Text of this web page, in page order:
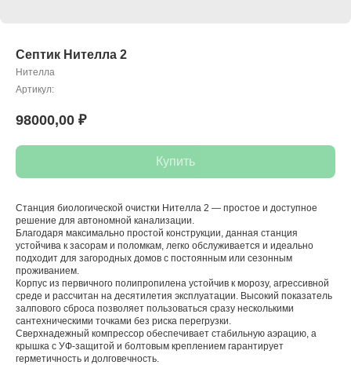
Септик Нителла 2
Нителла
Артикул:
98000,00 ₽
Купить
Станция биологической очистки Нителла 2 — простое и доступное
решение для автономной канализации.
Благодаря максимально простой конструкции, данная станция
устойчива к засорам и поломкам, легко обслуживается и идеально
подходит для загородных домов с постоянным или сезонным
проживанием.
Корпус из первичного полипропилена устойчив к морозу, агрессивной
среде и рассчитан на десятилетия эксплуатации. Высокий показатель
залпового сброса позволяет пользоваться сразу несколькими
сантехническими точками без риска перегрузки.
Сверхнадежный компрессор обеспечивает стабильную аэрацию, а
крышка с УФ-защитой и болтовым креплением гарантирует
герметичность и долговечность.